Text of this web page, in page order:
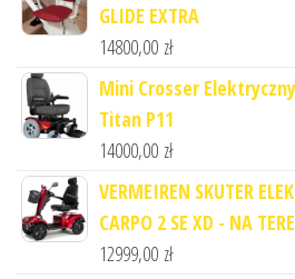
GLIDE EXTRA
14800,00 zł
Mini Crosser
Titan P11
14000,00 zł
VERMEIREN SKUTER
CARPO 2 SE XD - NA
12999,00 zł